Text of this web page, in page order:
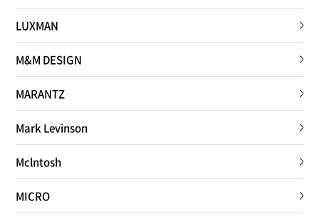
LUXMAN
M&M DESIGN
MARANTZ
Mark Levinson
Mclntosh
MICRO